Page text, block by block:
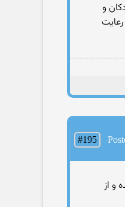
و
#195
و از